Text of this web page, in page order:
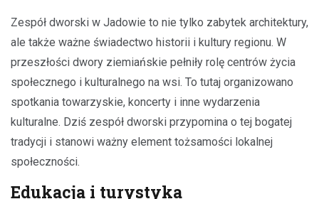
Zespół dworski w Jadowie to nie tylko zabytek architektury,
ale także ważne świadectwo historii i kultury regionu. W
przeszłości dwory ziemiańskie pełniły rolę centrów życia
społecznego i kulturalnego na wsi. To tutaj organizowano
spotkania towarzyskie, koncerty i inne wydarzenia
kulturalne. Dziś zespół dworski przypomina o tej bogatej
tradycji i stanowi ważny element tożsamości lokalnej
społeczności.
Edukacja i turystyka